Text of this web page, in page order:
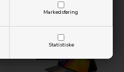
Markedsføring
Statistiske